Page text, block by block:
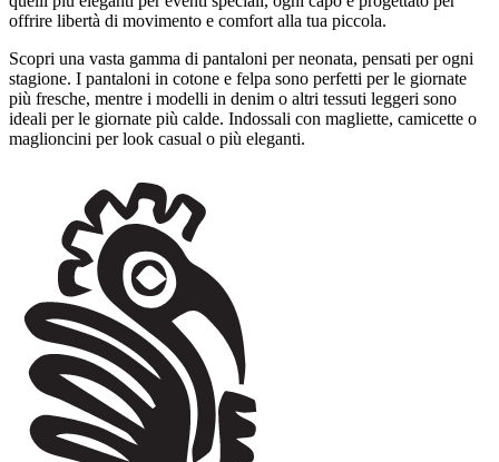
offrire libertà di movimento e comfort alla tua piccola.
Scopri una vasta gamma di pantaloni per neonata, pensati per ogni
stagione. I pantaloni in cotone e felpa sono perfetti per le giornate
più fresche, mentre i modelli in denim o altri tessuti leggeri sono
ideali per le giornate più calde. Indossali con magliette, camicette o
maglioncini per look casual o più eleganti.